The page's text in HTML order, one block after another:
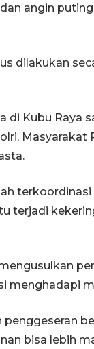
angin
dilakukan
di Kubu Raya
Masyarakat
terkoordinasi
terjadi
menghadapi
bisa lebih